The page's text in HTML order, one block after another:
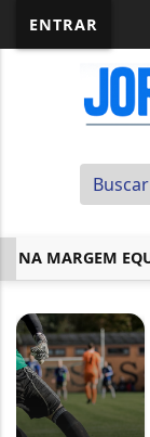
ENTRAR
MARGEM